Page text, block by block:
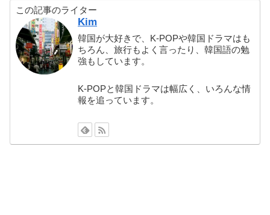
この記事のライター
Kim
韓国が大好きで、K-POPや韓国ドラマはも
ちろん、旅行もよく言ったり、韓国語の勉
強もしています。
K-POPと韓国ドラマは幅広く、いろんな情
報を追っています。